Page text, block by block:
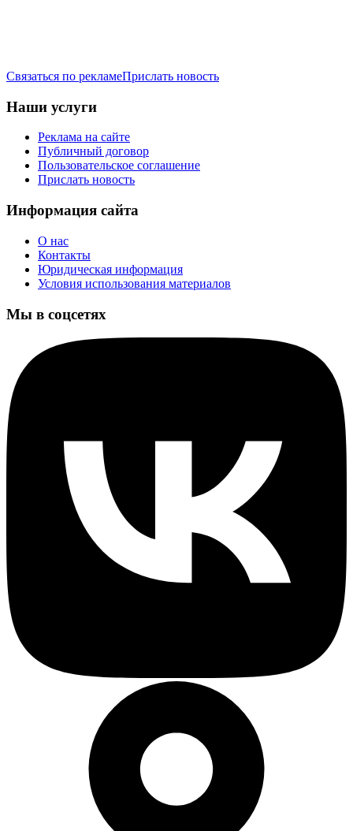
Связаться по рекламеПрислать новость
Наши услуги
Реклама на сайте
Публичный договор
Пользовательское соглашение
Прислать новость
Информация сайта
О нас
Контакты
Юридическая информация
Условия использования материалов
Мы в соцсетях